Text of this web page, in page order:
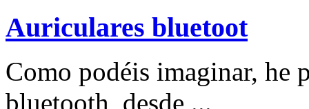
Auriculares bluetoot
Como podéis imaginar, he
bluetooth, desde ...